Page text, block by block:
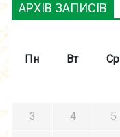
АРХІВ ЗАПИСІВ
Пн Вт Ср
3 4 5